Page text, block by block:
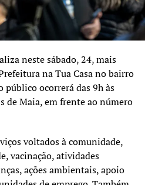
neste sábado, 24, mais
na Tua Casa no bairro
ocorrerá das 9h às
de Maia, em frente ao número
voltados à comunidade,
vacinação, atividades
ações ambientais, apoio